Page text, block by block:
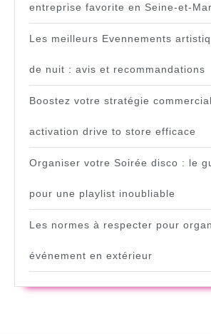
entreprise favorite en Seine-et-
Les meilleurs Evennements
de nuit : avis et recommandations
Boostez votre stratégie
activation drive to store efficace
Organiser votre Soirée disco : le
pour une playlist inoubliable
Les normes à respecter pour
événement en extérieur